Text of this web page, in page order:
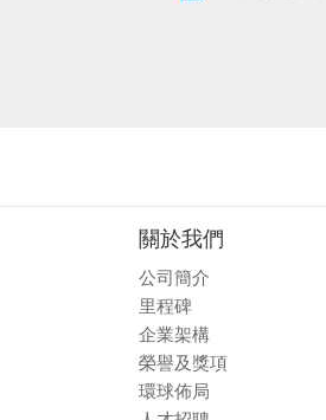
關於我們
公司簡介
里程碑
企業架構
榮譽及獎項
環球佈局